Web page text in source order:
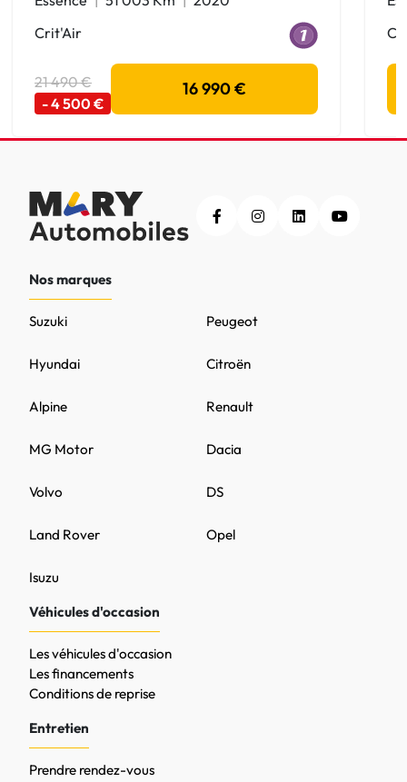
Crit'Air
21 490 €
- 4 500 €
16 990 €
Nos marques
Peugeot
DS
MG Motor
Citroën
Opel
Volvo
Renault
Hyundai
Land Rover
Dacia
Alpine
Isuzu
Suzuki
Véhicules d'occasion
Les véhicules d'occasion
Les financements
Conditions de reprise
Entretien
Prendre rendez-vous